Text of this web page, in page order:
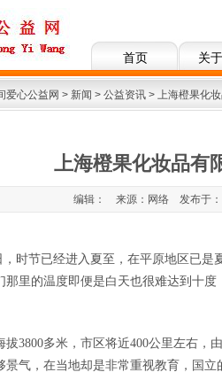
首页 关
爱心公益网 > 新闻 > 公益资讯 > 上海橙果化
上海橙果化妆品有
编辑： 来源：网络 发布于
节已经进入夏至，在平原地区已是
那里的温度即便是白天也很难达到十
多米，市区将近400公里左右，
景气，在当地却是非常重视教育，国